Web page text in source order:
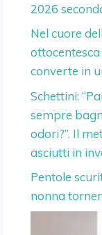
2026
Nel cuore
converte in
Schettini:
sempre
odori?”. Il
asciutti in
Pentole
nonna